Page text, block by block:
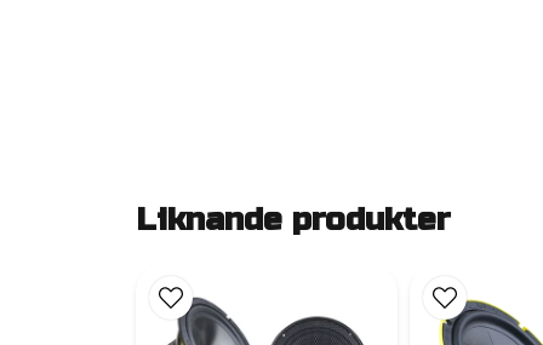
Liknande produkter